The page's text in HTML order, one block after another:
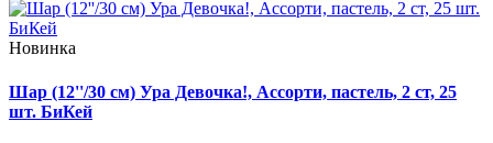
Новинка
Шар (12''/30 см) Ура Девочка!, Ассорти, пастель, 2 ст, 25
шт. БиКей